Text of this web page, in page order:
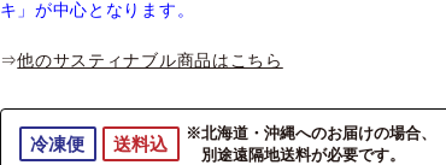
キ」が中心となります。
⇒他のサスティナブル商品はこちら
冷凍便 送料込
※北海道・沖縄へのお届けの場合、
別途遠隔地送料が必要です。